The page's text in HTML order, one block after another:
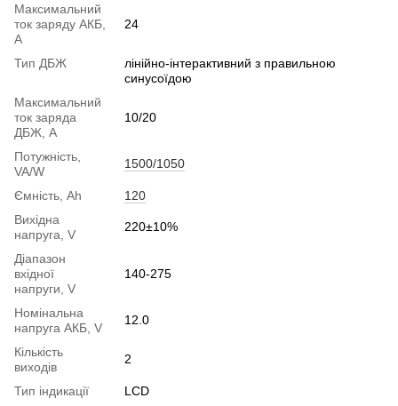
Максимальний
ток заряду АКБ,
A
24
Тип ДБЖ
лінійно-інтерактивний з правильною
синусоїдою
Максимальний
ток заряда
ДБЖ, A
10/20
Потужність,
VA/W
1500/1050
Ємність, Ah
120
Вихідна
напруга, V
220±10%
Діапазон
вхідної
напруги, V
140-275
Номінальна
напруга АКБ, V
12.0
Кількість
виходів
2
Тип індикації
LCD